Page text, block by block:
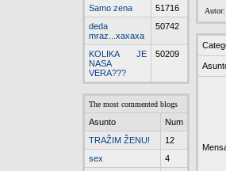
Samo zena
51716
deda
mraz...xaxaxa
50742
KOLIKA JE
NASA
VERA???
50209
The most commented blogs
Asunto
Num
TRAŽIM ŽENU!
12
sex
4